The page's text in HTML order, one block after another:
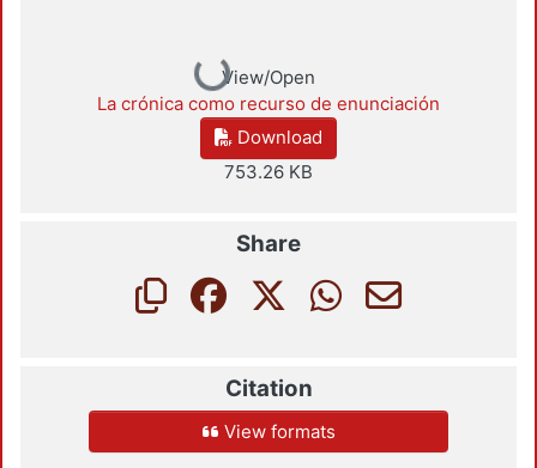
Loading...
View/Open
La crónica como recurso de enunciación
Download
753.26 KB
Share
Citation
View formats